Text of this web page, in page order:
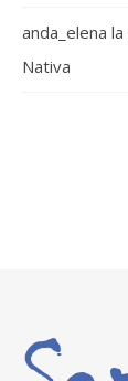
anda_elena la
Nativa